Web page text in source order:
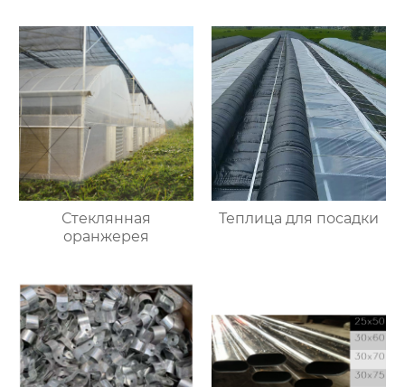
Стеклянная
оранжерея
Теплица для посадки